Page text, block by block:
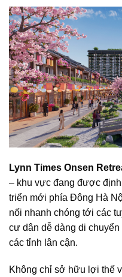
Lynn Times Onsen
– khu vực đang được
triển mới phía Đông Hà
nối nhanh chóng tới các
cư dân dễ dàng di
các tỉnh lân cận.
Không chỉ sở hữu lợi thế